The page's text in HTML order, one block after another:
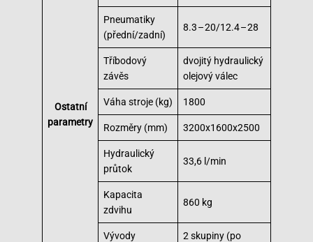
Ostatní
parametry
Pneumatiky
(přední/zadní)
8.3 – 20/12.4 – 28
Tříbodový
závěs
dvojitý hydraulický
olejový válec
Váha stroje (kg) 1800
Rozměry (mm) 3200x1600x2500
Hydraulický
průtok
33,6 l/min
Kapacita
zdvihu
860 kg
Vývody
2 skupiny (po